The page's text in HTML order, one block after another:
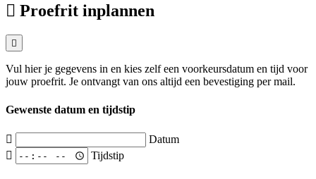
Proefrit inplannen
Vul hier je gegevens in en kies zelf een voorkeursdatum en tijd voor
jouw proefrit. Je ontvangt van ons altijd een bevestiging per mail.
Gewenste datum en tijdstip
Datum
Tijdstip